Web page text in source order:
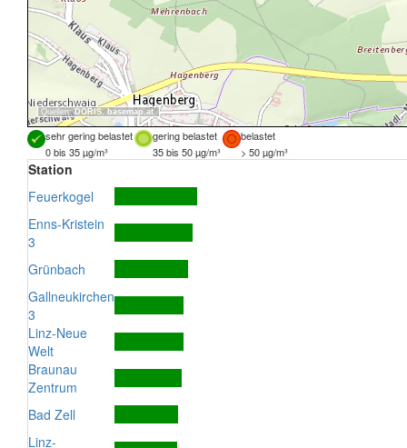
Quellen: DORIS,basemap.at
sehr gering belastet gering belastet
belastet
0 bis 35 µg/m³
35 bis 50 µg/m³ > 50 µg/m³
Station
Feuerkogel
Enns-Kristein
3
Grünbach
Gallneukirchen
3
Linz-Neue
Welt
Braunau
Zentrum
Bad Zell
Linz-